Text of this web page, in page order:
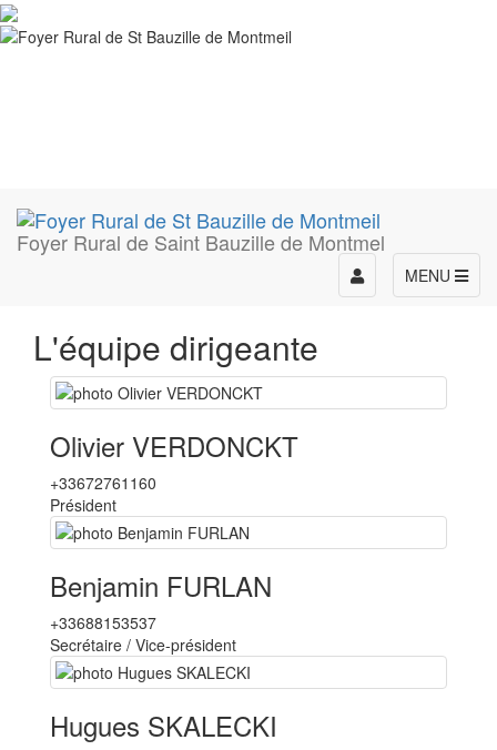
Foyer Rural de Saint Bauzille de Montmel
MENU
Toggle
navigation
L'équipe dirigeante
Olivier VERDONCKT
+33672761160
Président
Benjamin FURLAN
+33688153537
Secrétaire / Vice-président
Hugues SKALECKI